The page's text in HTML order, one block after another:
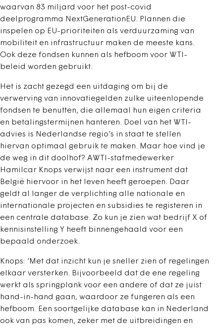
waarvan 83 miljard voor het post-covid
deelprogramma NextGenerationEU. Plannen die
inspelen op EU-prioriteiten als verduurzaming van
mobiliteit en infrastructuur maken de meeste kans.
Ook deze fondsen kunnen als hefboom voor WTI-
beleid worden gebruikt.
Het is zacht gezegd een uitdaging om bij de
verwerving van innovatiegelden zulke uiteenlopende
fondsen te benutten, die allemaal hun eigen criteria
en betalingstermijnen hanteren. Doel van het WTI-
advies is Nederlandse regio’s in staat te stellen
hiervan optimaal gebruik te maken. Maar hoe vind je
de weg in dit doolhof? AWTI-stafmedewerker
Hamilcar Knops verwijst naar een instrument dat
België hiervoor in het leven heeft geroepen. Daar
geldt al langer de verplichting alle nationale en
internationale projecten en subsidies te registeren in
een centrale database. Zo kun je zien wat bedrijf X of
kennisinstelling Y heeft binnengehaald voor een
bepaald onderzoek.
Knops: ‘Met dat inzicht kun je sneller zien of regelingen
elkaar versterken. Bijvoorbeeld dat de ene regeling
werkt als springplank voor een andere of dat ze juist
hand-in-hand gaan, waardoor ze fungeren als een
hefboom. Een soortgelijke database kan in Nederland
ook van pas komen, zeker met de uitbreidingen en